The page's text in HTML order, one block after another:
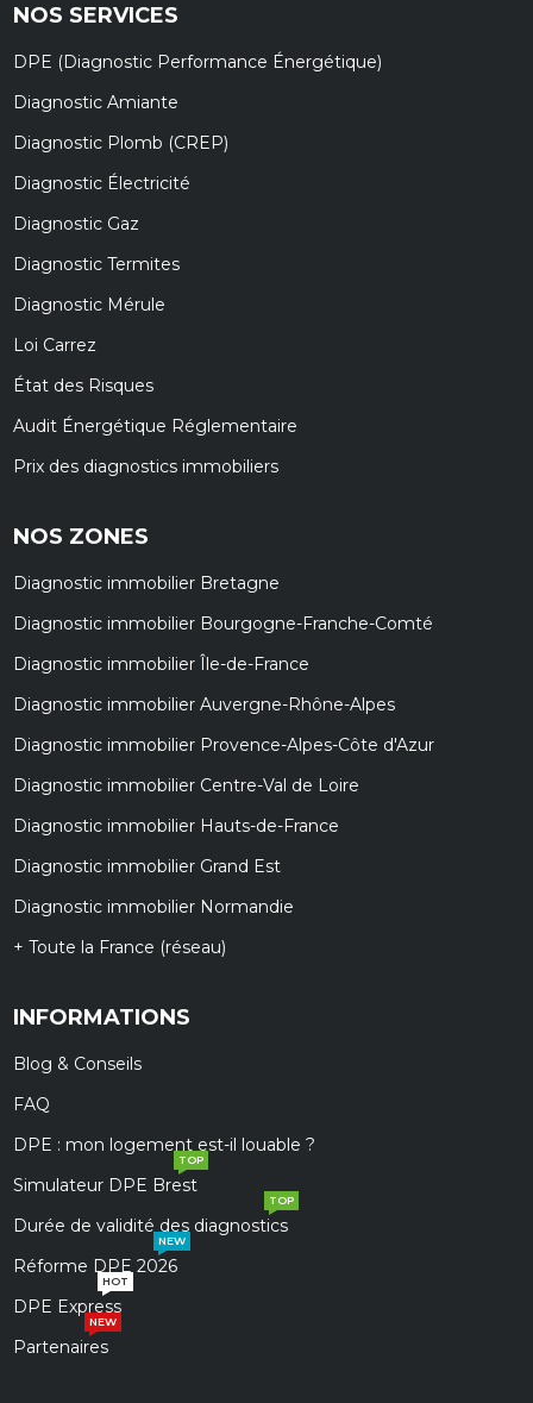
NOS SERVICES
DPE (Diagnostic Performance Énergétique)
Diagnostic Amiante
Diagnostic Plomb (CREP)
Diagnostic Électricité
Diagnostic Gaz
Diagnostic Termites
Diagnostic Mérule
Loi Carrez
État des Risques
Audit Énergétique Réglementaire
Prix des diagnostics immobiliers
NOS ZONES
Diagnostic immobilier Bretagne
Diagnostic immobilier Bourgogne-Franche-Comté
Diagnostic immobilier Île-de-France
Diagnostic immobilier Auvergne-Rhône-Alpes
Diagnostic immobilier Provence-Alpes-Côte d'Azur
Diagnostic immobilier Centre-Val de Loire
Diagnostic immobilier Hauts-de-France
Diagnostic immobilier Grand Est
Diagnostic immobilier Normandie
+ Toute la France (réseau)
INFORMATIONS
Blog & Conseils
FAQ
DPE : mon logement est-il louable ?
Simulateur DPE Brest
TOP
Durée de validité des diagnostics
TOP
Réforme DPE 2026
NEW
DPE Express
HOT
Partenaires
NEW